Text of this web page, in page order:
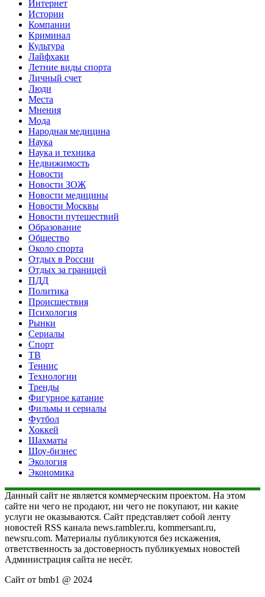
Интернет
Истории
Компании
Криминал
Культура
Лайфхаки
Летние виды спорта
Личный счет
Люди
Места
Мнения
Мода
Народная медицина
Наука
Наука и техника
Недвижимость
Новости
Новости ЗОЖ
Новости медицины
Новости Москвы
Новости путешествий
Образование
Общество
Около спорта
Отдых в России
Отдых за границей
ПДД
Политика
Происшествия
Психология
Рынки
Сериалы
Спорт
ТВ
Теннис
Технологии
Тренды
Фигурное катание
Фильмы и сериалы
Футбол
Хоккей
Шахматы
Шоу-бизнес
Экология
Экономика
Данный сайт не является коммерческим проектом. На этом
сайте ни чего не продают, ни чего не покупают, ни какие
услуги не оказываются. Сайт представляет собой ленту
новостей RSS канала news.rambler.ru, kommersant.ru,
newsru.com. Материалы публикуются без искажения,
ответственность за достоверность публикуемых новостей
Администрация сайта не несёт.
Сайт от bmb1 @ 2024